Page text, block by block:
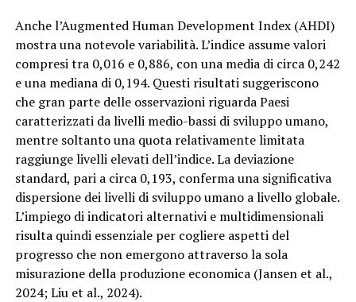
Anche l’Augmented Human Development Index (AHDI)
mostra una notevole variabilità. L’indice assume valori
compresi tra 0,016 e 0,886, con una media di circa 0,242
e una mediana di 0,194. Questi risultati suggeriscono
che gran parte delle osservazioni riguarda Paesi
caratterizzati da livelli medio-bassi di sviluppo umano,
mentre soltanto una quota relativamente limitata
raggiunge livelli elevati dell’indice. La deviazione
standard, pari a circa 0,193, conferma una significativa
dispersione dei livelli di sviluppo umano a livello globale.
L’impiego di indicatori alternativi e multidimensionali
risulta quindi essenziale per cogliere aspetti del
progresso che non emergono attraverso la sola
misurazione della produzione economica (Jansen et al.,
2024; Liu et al., 2024).